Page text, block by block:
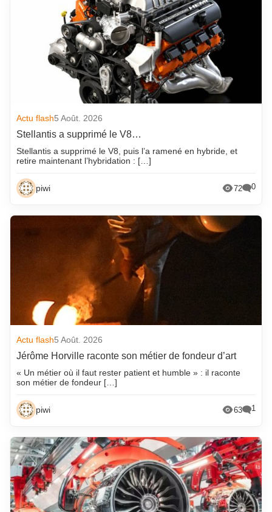
Actu flash5 Août. 2026
Stellantis a supprimé le V8…
Stellantis a supprimé le V8, puis l’a ramené en hybride, et
retire maintenant l’hybridation : […]
piwi 72 0
Actu flash5 Août. 2026
Jérôme Horville raconte son métier de fondeur d’art
« Un métier où il faut rester patient et humble » : il raconte
son métier de fondeur […]
piwi 63 1